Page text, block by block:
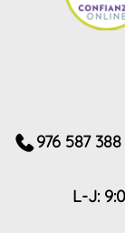
976 587 388
L-J: